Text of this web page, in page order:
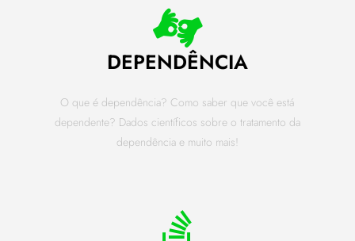
DEPENDÊNCIA
O que é dependência? Como saber que você está
dependente? Dados científicos sobre o tratamento da
dependência e muito mais!